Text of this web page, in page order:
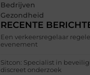
Bedrijven
Gezondheid
RECENTE
Een verkeersregelaar
evenement
Sitcon: Specialist in
discreet onderzoek